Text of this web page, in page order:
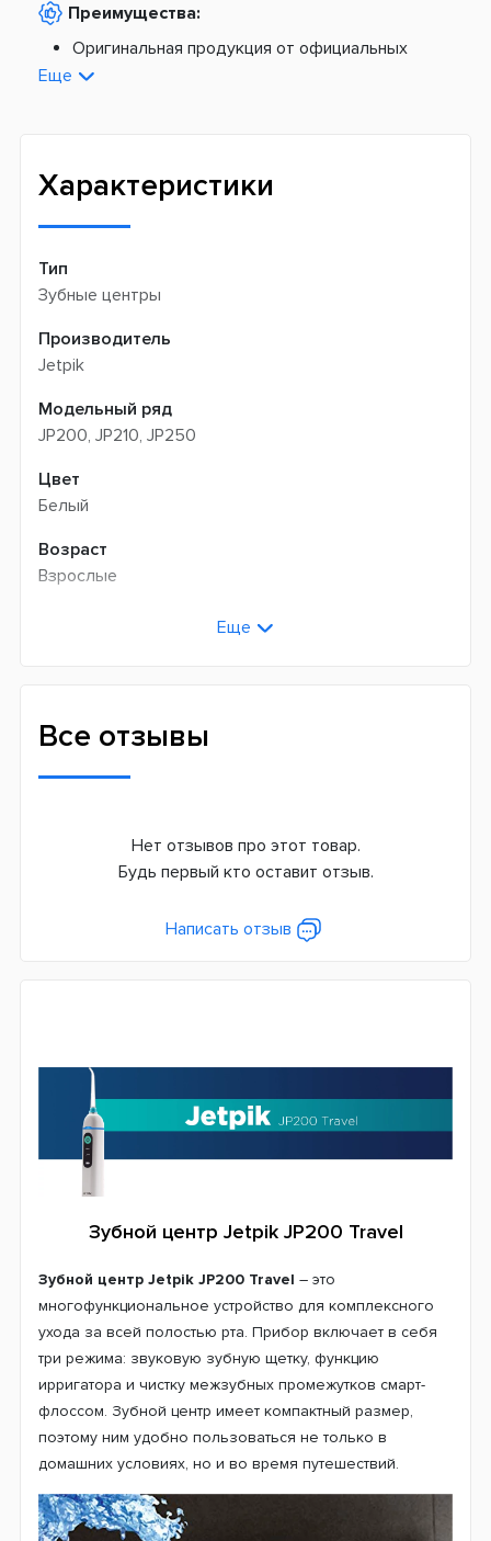
По тарифам Укрпочты
Платная доставка из Европы:
Новая почта -
Преимущества:
Оригинальная продукция от официальных
поставщиков
Еще
Характеристики
Тип
Зубные центры
Производитель
Jetpik
Модельный ряд
JP200, JP210, JP250
Цвет
Белый
Возраст
Взрослые
Еще
Все отзывы
Нет отзывов про этот товар.
Будь первый кто оставит отзыв.
Написать отзыв
Зубной центр Jetpik JP200 Travel
Зубной центр Jetpik JP200 Travel – это
многофункциональное устройство для комплексного
ухода за всей полостью рта. Прибор включает в себя
три режима: звуковую зубную щетку, функцию
ирригатора и чистку межзубных промежутков смарт-
флоссом. Зубной центр имеет компактный размер,
поэтому ним удобно пользоваться не только в
домашних условиях, но и во время путешествий.